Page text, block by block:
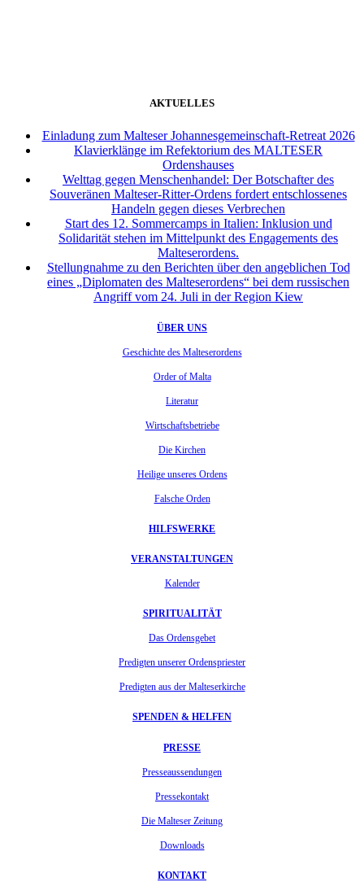
AKTUELLES
Einladung zum Malteser Johannesgemeinschaft-Retreat 2026
Klavierklänge im Refektorium des MALTESER
Ordenshauses
Welttag gegen Menschenhandel: Der Botschafter des
Souveränen Malteser-Ritter-Ordens fordert entschlossenes
Handeln gegen dieses Verbrechen
Start des 12. Sommercamps in Italien: Inklusion und
Solidarität stehen im Mittelpunkt des Engagements des
Malteserordens.
Stellungnahme zu den Berichten über den angeblichen Tod
eines „Diplomaten des Malteserordens“ bei dem russischen
Angriff vom 24. Juli in der Region Kiew
ÜBER UNS
Geschichte des Malteserordens
Order of Malta
Literatur
Wirtschaftsbetriebe
Die Kirchen
Heilige unseres Ordens
Falsche Orden
HILFSWERKE
VERANSTALTUNGEN
Kalender
SPIRITUALITÄT
Das Ordensgebet
Predigten unserer Ordenspriester
Predigten aus der Malteserkirche
SPENDEN & HELFEN
PRESSE
Presseaussendungen
Pressekontakt
Die Malteser Zeitung
Downloads
KONTAKT